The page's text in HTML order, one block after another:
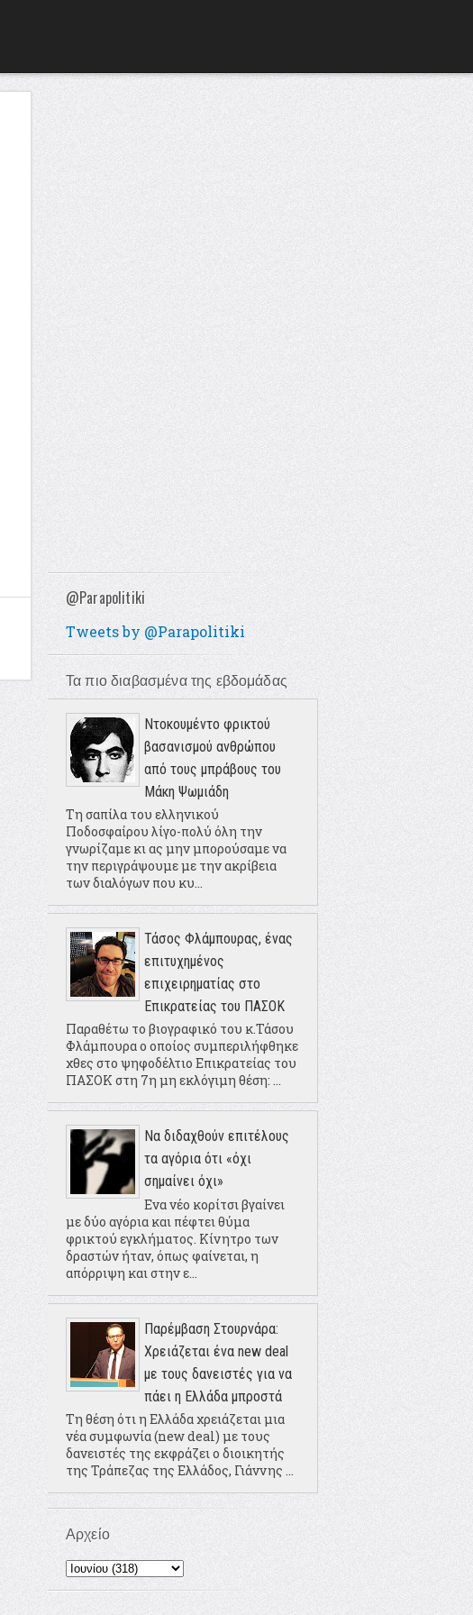
@Parapolitiki
Tweets by @Parapolitiki
Τα πιο διαβασμένα της εβδομάδας
Ντοκουμέντο φρικτού
βασανισμού ανθρώπου
από τους μπράβους του
Μάκη Ψωμιάδη
Τη σαπίλα του ελληνικού
Ποδοσφαίρου λίγο-πολύ όλη την
γνωρίζαμε κι ας μην μπορούσαμε να
την περιγράψουμε με την ακρίβεια
των διαλόγων που κυ...
Τάσος Φλάμπουρας, ένας
επιτυχημένος
επιχειρηματίας στο
Επικρατείας του ΠΑΣΟΚ
Παραθέτω το βιογραφικό του κ.Τάσου
Φλάμπουρα ο οποίος συμπεριλήφθηκε
χθες στο ψηφοδέλτιο Επικρατείας του
ΠΑΣΟΚ στη 7η μη εκλόγιμη θέση: ...
Να διδαχθούν επιτέλους
τα αγόρια ότι «όχι
σημαίνει όχι»
Ενα νέο κορίτσι βγαίνει
με δύο αγόρια και πέφτει θύμα
φρικτού εγκλήματος. Κίνητρο των
δραστών ήταν, όπως φαίνεται, η
απόρριψη και στην ε...
Παρέμβαση Στουρνάρα:
Χρειάζεται ένα new deal
με τους δανειστές για να
πάει η Ελλάδα μπροστά
Τη θέση ότι η Ελλάδα χρειάζεται μια
νέα συμφωνία (new deal) με τους
δανειστές της εκφράζει ο διοικητής
της Τράπεζας της Ελλάδος, Γιάννης ...
Αρχείο